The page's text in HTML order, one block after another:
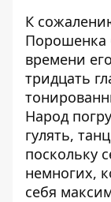
К
Порошенка
времени
тридцать
Народ
гулять,
поскольку
немногих,
себя